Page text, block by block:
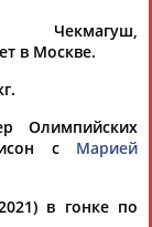
в Москве.
Олимпийских
с Марией
в гонке по